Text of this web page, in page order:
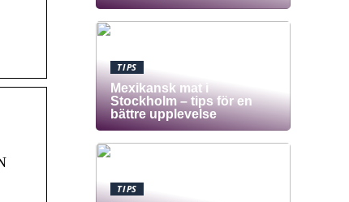
TIPS
Mexikansk mat i
Stockholm – tips för en
bättre upplevelse
TIPS